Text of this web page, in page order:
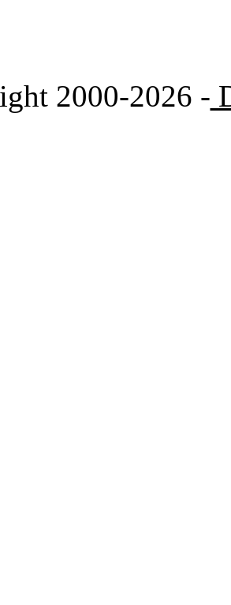
2000-2026 -